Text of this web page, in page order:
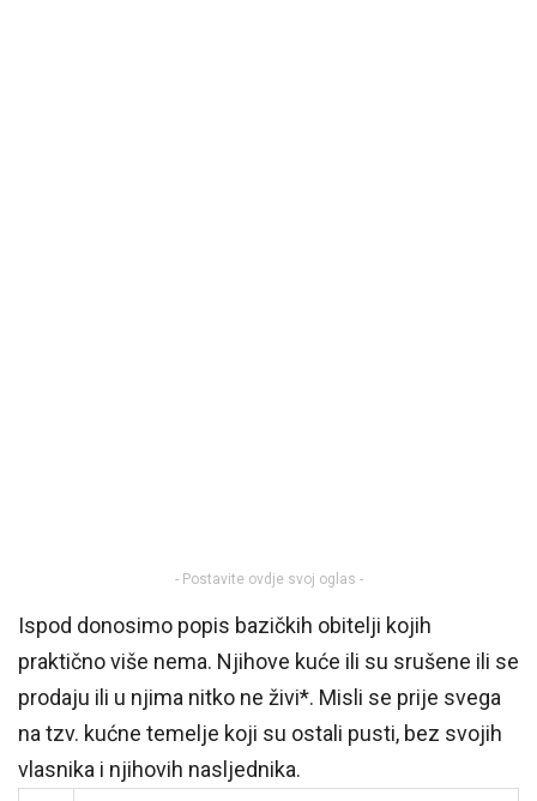
- Postavite ovdje svoj oglas -
Ispod donosimo popis bazičkih obitelji kojih
praktično više nema. Njihove kuće ili su srušene ili se
prodaju ili u njima nitko ne živi*. Misli se prije svega
na tzv. kućne temelje koji su ostali pusti, bez svojih
vlasnika i njihovih nasljednika.